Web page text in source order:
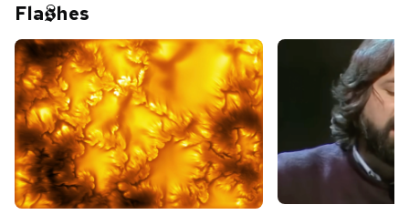
Fla hes